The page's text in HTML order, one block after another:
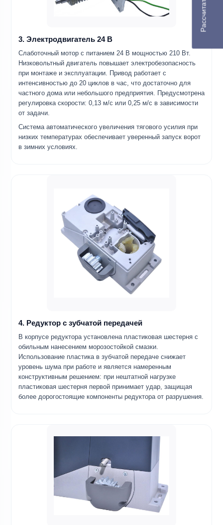
3. Электродвигатель 24 В
Слаботочный мотор с питанием 24 В мощностью 210 Вт.
Низковольтный двигатель повышает электробезопасность
при монтаже и эксплуатации. Привод работает с
интенсивностью до 20 циклов в час, что достаточно для
частного дома или небольшого предприятия. Предусмотрена
регулировка скорости: 0,13 м/с или 0,25 м/с в зависимости
от задачи.
Система автоматического увеличения тягового усилия при
низких температурах обеспечивает уверенный запуск ворот
в зимних условиях.
4. Редуктор с зубчатой передачей
В корпусе редуктора установлена пластиковая шестерня с
обильным нанесением морозостойкой смазки.
Использование пластика в зубчатой передаче снижает
уровень шума при работе и является намеренным
конструктивным решением: при нештатной нагрузке
пластиковая шестерня первой принимает удар, защищая
более дорогостоящие компоненты редуктора от разрушения.